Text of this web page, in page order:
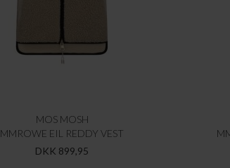
MOS MOSH
MMROWE EIL REDDY VEST
DKK 899,95